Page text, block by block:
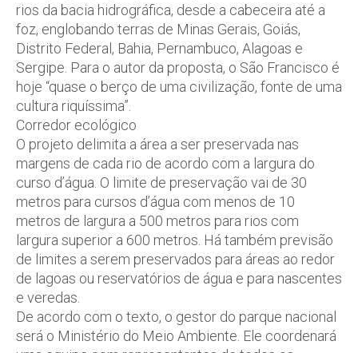
rios da bacia hidrográfica, desde a cabeceira até a
foz, englobando terras de Minas Gerais, Goiás,
Distrito Federal, Bahia, Pernambuco, Alagoas e
Sergipe. Para o autor da proposta, o São Francisco é
hoje “quase o berço de uma civilização, fonte de uma
cultura riquíssima”.
Corredor ecológico
O projeto delimita a área a ser preservada nas
margens de cada rio de acordo com a largura do
curso d’água. O limite de preservação vai de 30
metros para cursos d’água com menos de 10
metros de largura a 500 metros para rios com
largura superior a 600 metros. Há também previsão
de limites a serem preservados para áreas ao redor
de lagoas ou reservatórios de água e para nascentes
e veredas.
De acordo com o texto, o gestor do parque nacional
será o Ministério do Meio Ambiente. Ele coordenará